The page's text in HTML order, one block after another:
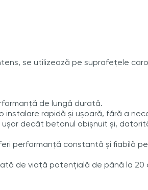
se utilizează pe suprafețele
de lungă durată.
instalare rapidă și ușoară, fără a
decât betonul obișnuit și,
performanță constantă și fiabilă
de viață potențială de până la